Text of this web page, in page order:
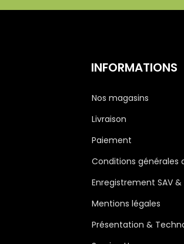
INFORMATIONS
Nos magasins
Livraison
Paiement
Conditions générales
Enregistrement SAV
Mentions légales
Présentation &